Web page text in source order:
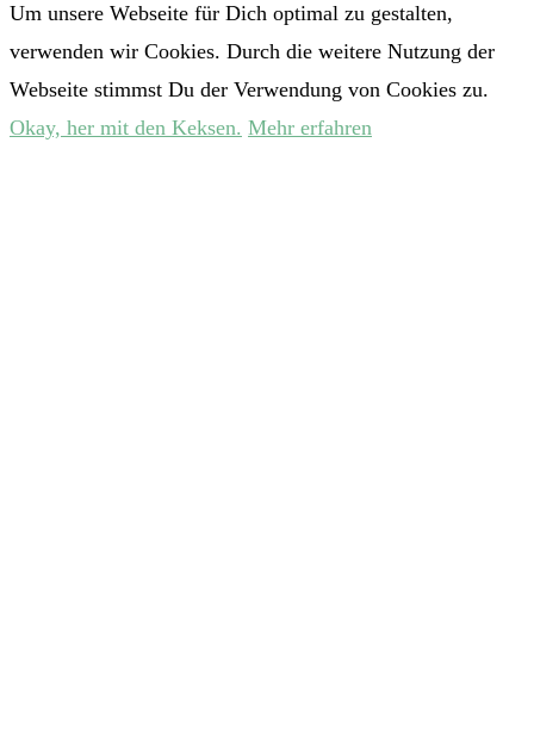
Um unsere Webseite für Dich optimal zu gestalten,
verwenden wir Cookies. Durch die weitere Nutzung der
Webseite stimmst Du der Verwendung von Cookies zu.
Okay, her mit den Keksen. Mehr erfahren